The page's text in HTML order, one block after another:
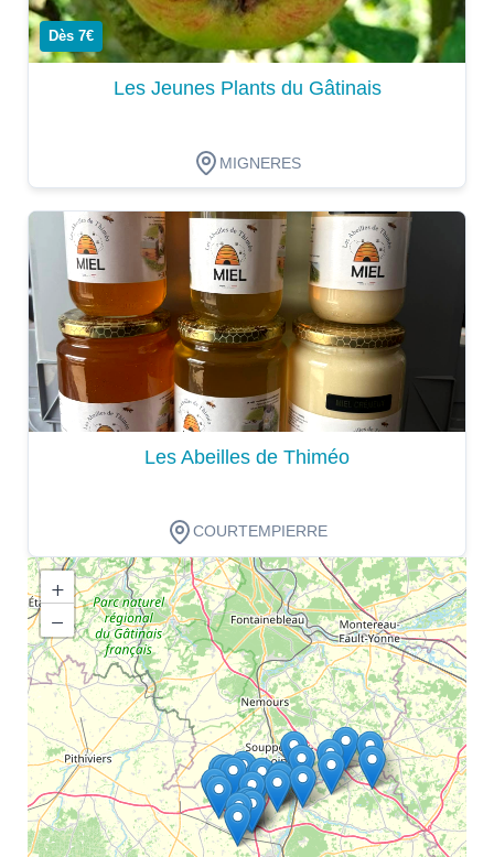
Dès 7€
Les Jeunes Plants du Gâtinais
MIGNERES
Dégustation
Les Abeilles de Thiméo
COURTEMPIERRE
Dégustation
+
−